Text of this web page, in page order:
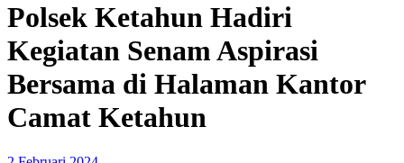
Polsek Ketahun Hadiri
Kegiatan Senam Aspirasi
Bersama di Halaman Kantor
Camat Ketahun